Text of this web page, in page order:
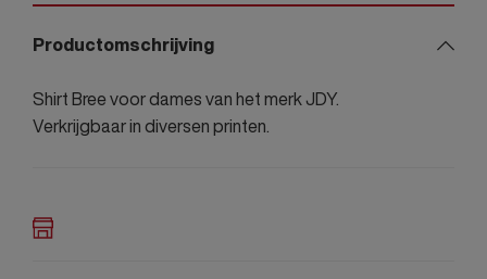
Productomschrijving
Shirt Bree voor dames van het merk JDY.
Verkrijgbaar in diversen printen.